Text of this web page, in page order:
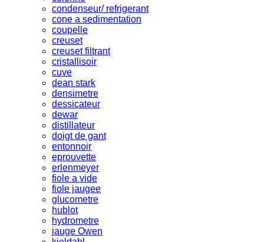
condenseur/ refrigerant
cone a sedimentation
coupelle
creuset
creuset filtrant
cristallisoir
cuve
dean stark
densimetre
dessicateur
dewar
distillateur
doigt de gant
entonnoir
eprouvette
erlenmeyer
fiole a vide
fiole jaugee
glucometre
hublot
hydrometre
jauge Owen